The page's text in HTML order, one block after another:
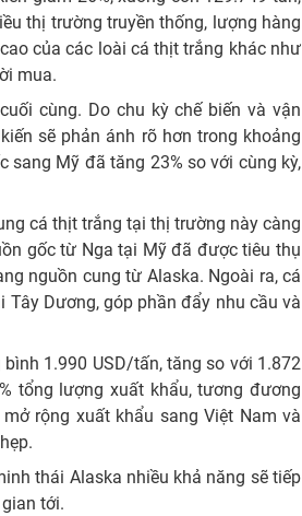
thị trường truyền thống, lượng hàng
của các loài cá thịt trắng khác như
mua.
cùng. Do chu kỳ chế biến và vận
sẽ phản ánh rõ hơn trong khoảng
sang Mỹ đã tăng 23% so với cùng kỳ,
cá thịt trắng tại thị trường này càng
gốc từ Nga tại Mỹ đã được tiêu thụ
nguồn cung từ Alaska. Ngoài ra, cá
Dương, góp phần đẩy nhu cầu và
1.990 USD/tấn, tăng so với 1.872
tổng lượng xuất khẩu, tương đương
rộng xuất khẩu sang Việt Nam và
thái Alaska nhiều khả năng sẽ tiếp
tới.